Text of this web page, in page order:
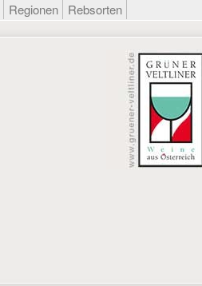
Regionen Rebsorten